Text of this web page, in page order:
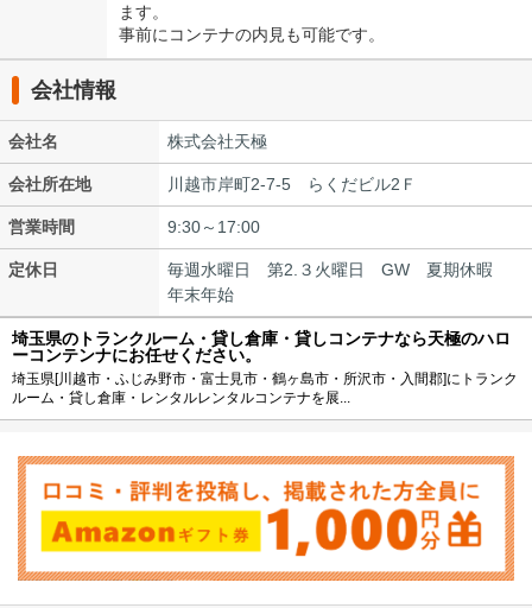
ます。
事前にコンテナの内見も可能です。
会社情報
会社名 株式会社天極
会社所在地 川越市岸町2-7-5 らくだビル2Ｆ
営業時間 9:30～17:00
定休日
毎週水曜日 第2.３火曜日 GW 夏期休暇
年末年始
埼玉県のトランクルーム・貸し倉庫・貸しコンテナなら天極のハロ
ーコンテンナにお任せください。
埼玉県[川越市・ふじみ野市・富士見市・鶴ヶ島市・所沢市・入間郡]にトランク
ルーム・貸し倉庫・レンタルレンタルコンテナを展...